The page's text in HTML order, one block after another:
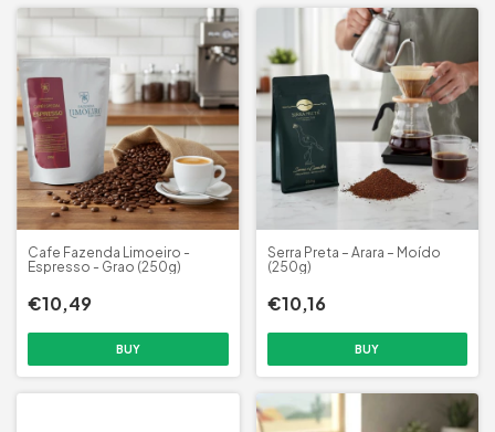
Cafe Fazenda Limoeiro -
Espresso - Grao (250g)
€10,49
Serra Preta – Arara – Moído
(250g)
€10,16